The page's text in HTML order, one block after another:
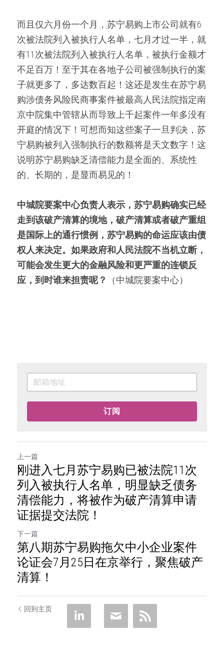
而且仅六月份一个月，苏宁易购上市公司就有6
次被法院列入被执行人名单，七月才过一半，就
有11次被法院列入被执行人名单，被执行金额才
不足百万！至于其在各地子公司被强制执行的案
子就更多了，多达数百起！这还是发生在苏宁易
购涉债务风险民商事案件被最高人民法院指定南
京中院集中管辖从而导致上千起案件一年多没有
开庭的情况下！可想而知这些案子一旦判决，苏
宁易购被列入强制执行的数额将是天文数字！这
说明苏宁易购缺乏清偿能力是全面的、系统性
的、长期的，是显而易见的！
中城院要案中心负责人表示，苏宁易购确实已经
走到该破产清算的境地，破产清算或者破产重组
是国际上的通行惯例，苏宁易购的命运应该由债
权人来决定。如果政府和人民法院不当机立断，
可能会发生更大的金融风险和更严重的连锁反
应，到时谁来担责呢？
（中城院要案中心）
订阅
上一篇
刚进入七月苏宁易购已被法院11次
列入被执行人名单，明显缺乏债务
清偿能力，将被作为破产清算申请
证据提交法院！
下一篇
第八期苏宁易购拖欠中小企业案件
论证会7月25日在京举行，聚焦破产
清算！
回到主页